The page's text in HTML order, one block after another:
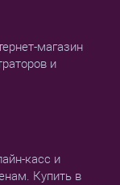
магазин
и
касс и
Купить в